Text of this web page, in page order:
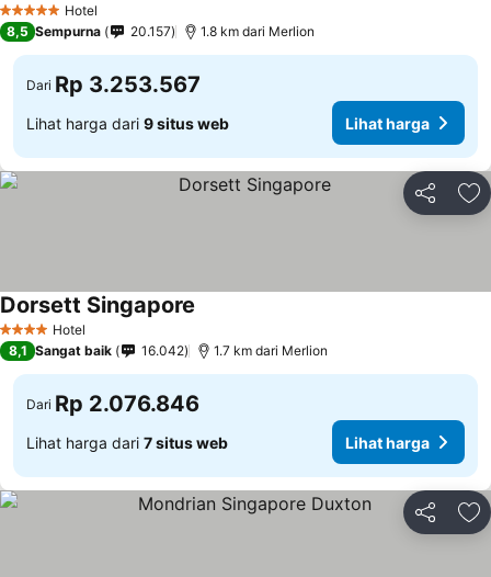
5 Bintang Hotel
8,5 Sempurna 20.157 1.8 km dari Merlion
Dari Rp 3.253.567
Lihat harga dari 9 situs web Lihat harga
Bagikan
4 BintangHotel
Dorsett Singapore
8,1 Sangat baik 16.042 1.7 km dari Merlion
Dari Rp 2.076.846
Lihat harga dari 7 situs web Lihat harga
Bagikan